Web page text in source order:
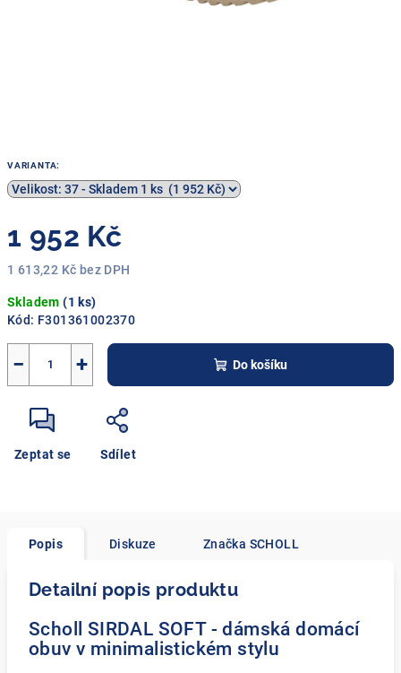
VARIANTA:
1 952 Kč
1 613,22 Kč bez DPH
cena:
Skladem(1 ks)
Kód: F301361002370
+
− Do košíku
Zeptat se Sdílet
Popis Diskuze Značka SCHOLL
Detailní popis produktu
Scholl SIRDAL SOFT - dámská domácí
obuv v minimalistickém stylu